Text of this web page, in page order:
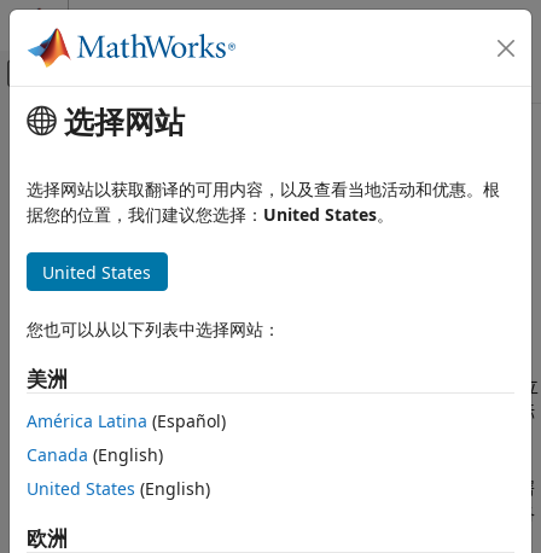
跳到内容
画布外导航菜单切换
文档主页
System Composer
模型到模型的分配
System Composer
描述活动图
System Composer
描述系统行为
描述组件行为
分配编辑器
主要内容
本页采用了机器翻译。点击此处可查看英文原文。
分配编辑器
创建和管理模型到模型的分配
说明
使用 System Composer™ 中的
，在架构元素之间建立
可跟踪的有向关系。将源模型中的组件、端口和连接器分配给目标
模型中的架构元素。
您可以使用分配来建立从软件组件到硬件组件的关系，并指示部署
策略。分配组件、端口和连接器的不同实例，并使用分配来执行各
种分析，例如基于资源的分配分析。您还可以使用“模型到模型”映
选择网站
选择网站以获取翻译的可用内容，以及查看当地活动和优惠。根
据您的位置，我们建议您选择： United States。
United States
您也可以从以下列表中选择网站：
美洲
América Latina (Español)
Canada (English)
United States (English)
欧洲